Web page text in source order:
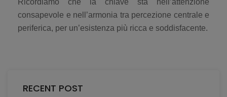
Ricordiamo che la chiave sta nell’attenzione
consapevole e nell’armonia tra percezione centrale e
periferica, per un’esistenza più ricca e soddisfacente.
RECENT POST